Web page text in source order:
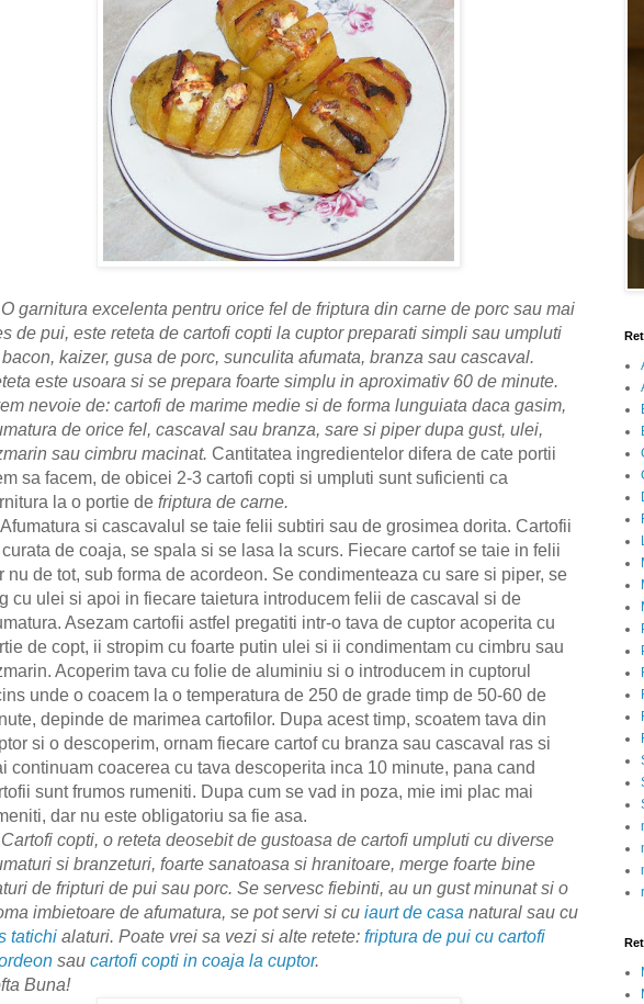
O garnitura excelenta pentru orice fel de friptura din carne de porc sau mai
de pui, este reteta de cartofi copti la cuptor preparati simpli sau umpluti
kaizer, gusa de porc, sunculita afumata, branza sau cascaval.
este usoara si se prepara foarte simplu in aproximativ 60 de minute.
nevoie de: cartofi de marime medie si de forma lunguiata daca gasim,
de orice fel, cascaval sau branza, sare si piper dupa gust, ulei,
sau cimbru macinat. Cantitatea ingredientelor difera de cate portii
sa facem, de obicei 2-3 cartofi copti si umpluti sunt suficienti ca
la o portie de friptura de carne.
si cascavalul se taie felii subtiri sau de grosimea dorita. Cartofii
de coaja, se spala si se lasa la scurs. Fiecare cartof se taie in felii
nu de tot, sub forma de acordeon. Se condimenteaza cu sare si piper, se
cu ulei si apoi in fiecare taietura introducem felii de cascaval si de
Asezam cartofii astfel pregatiti intr-o tava de cuptor acoperita cu
de copt, ii stropim cu foarte putin ulei si ii condimentam cu cimbru sau
Acoperim tava cu folie de aluminiu si o introducem in cuptorul
unde o coacem la o temperatura de 250 de grade timp de 50-60 de
depinde de marimea cartofilor. Dupa acest timp, scoatem tava din
si o descoperim, ornam fiecare cartof cu branza sau cascaval ras si
continuam coacerea cu tava descoperita inca 10 minute, pana cand
sunt frumos rumeniti. Dupa cum se vad in poza, mie imi plac mai
dar nu este obligatoriu sa fie asa.
Cartofi copti, o reteta deosebit de gustoasa de cartofi umpluti cu diverse
si branzeturi, foarte sanatoasa si hranitoare, merge foarte bine
de fripturi de pui sau porc. Se servesc fiebinti, au un gust minunat si o
imbietoare de afumatura, se pot servi si cu iaurt de casa natural sau cu
tatichi alaturi. Poate vrei sa vezi si alte retete: friptura de pui cu cartofi
sau cartofi copti in coaja la cuptor.
Buna!